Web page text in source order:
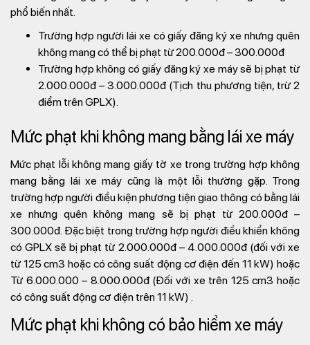
phổ biến nhất.
Trường hợp người lái xe có giấy đăng ký xe nhưng quên
không mang có thể bị phạt từ 200.000đ – 300.000đ
Trường hợp không có giấy đăng ký xe máysẽ bị phạt từ
2.000.000đ – 3.000.000đ (Tịch thu phương tiện, trừ 2
điểm trên GPLX).
Mức phạt khi không mang bằng lái xe máy
Mức phạt lỗi không mang giấy tờ xe trong trường hợp không
mang bằng lái xe máy cũng là một lỗi thường gặp. Trong
trường hợp người điều kiện phương tiện giao thông có bằng lái
xe nhưng quên không mang sẽ bị phạt từ 200.000đ –
300.000đ. Đặc biệt trong trường hợp người điều khiển không
có GPLX sẽ bị phạt từ 2.000.000đ – 4.000.000đ (đối với xe
từ 125 cm3 hoặc có công suất động cơ điện đến 11 kW) hoặc
Từ 6.000.000 – 8.000.000đ (Đối với xe trên 125 cm3 hoặc
có công suất động cơ điện trên 11 kW) .
Mức phạt khi không có bảo hiểm xe máy